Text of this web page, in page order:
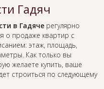
Гадяч
в Гадяче регулярно
о продаже квартир с
этаж, площадь,
Как только вы
желаете купить, ваше
строиться по следующему